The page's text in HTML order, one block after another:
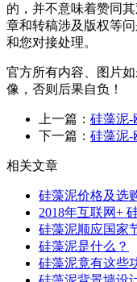
的，并不意味着赞同
章和转稿涉及版权等
和您对接处理。
官方所有内容、图片
像，否则后果自负！
上一篇： 硅藻泥-
下一篇： 硅藻泥-
相关文章
硅藻泥价格及选
2018年互联网+
硅藻泥顺应国家
硅藻泥是什么？
硅藻泥竟有这些